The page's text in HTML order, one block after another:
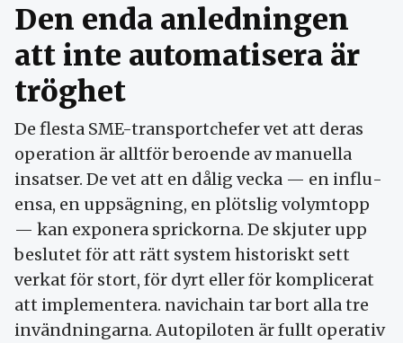
Den enda anledningen
att inte automatisera är
tröghet
De flesta SME-transport­chefer vet att deras
operation är alltför beroende av manuella
insatser. De vet att en dålig vecka — en influ­
ensa, en uppsägning, en plötslig volym­topp
— kan exponera sprickorna. De skjuter upp
beslutet för att rätt system historiskt sett
verkat för stort, för dyrt eller för komplicerat
att imple­mentera. navichain tar bort alla tre
invändningarna. Autopiloten är fullt operativ